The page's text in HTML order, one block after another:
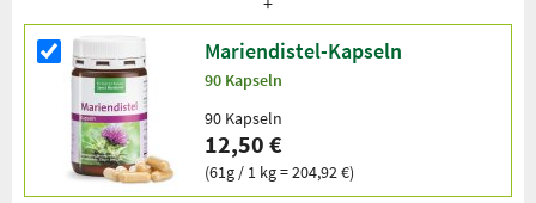
Mariendistel-Kapseln
90 Kapseln
90 Kapseln
12,50 €
(61g / 1 kg = 204,92 €)